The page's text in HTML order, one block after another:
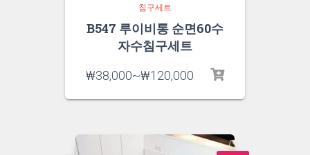
침구세트
B547 루이비통 순면60수
자수침구세트
₩38,000~₩120,000